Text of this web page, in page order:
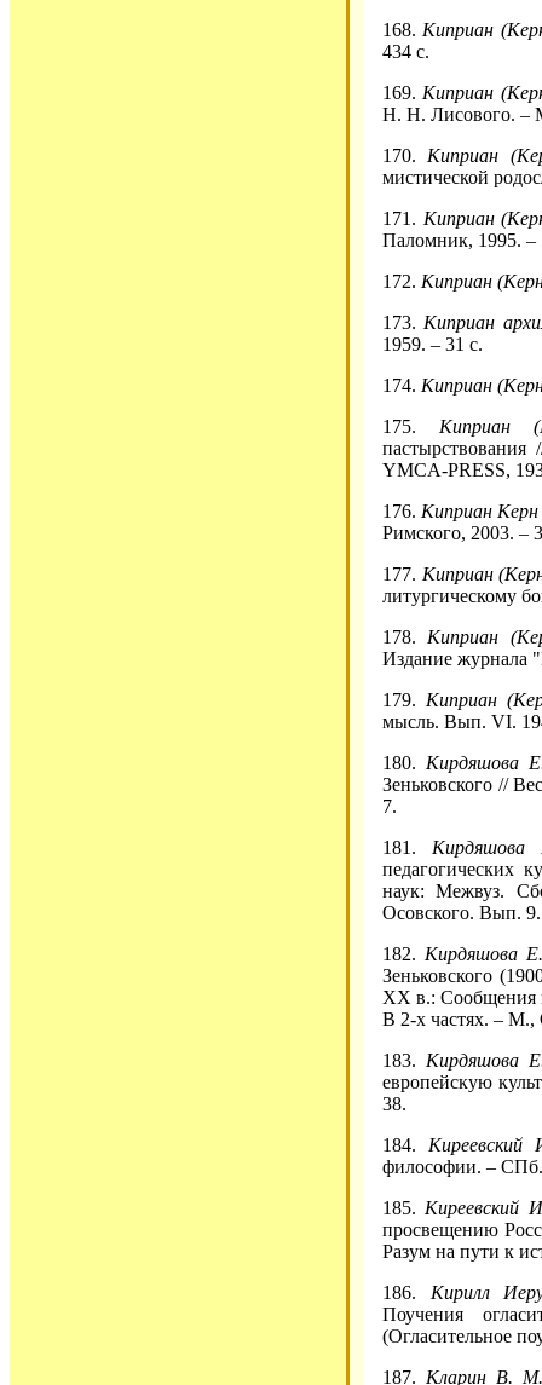
168. Киприан
434 с.
169. Киприан
Н. Н. Лисового. –
170. Киприан
мистической
171. Киприан
Паломник, 1995. –
172. Киприан
173. Киприан
1959. – 31 с.
174. Киприан
175. Киприан
YMCA-PRESS,
176. Киприан
Римского, 2003. –
177. Киприан
литургическому
178. Киприан
Издание журнала
179. Киприан
мысль. Вып. VI.
180. Кирдяшова
Зеньковского //
7.
181.
педагогических
наук: Межвуз.
Осовского. Вып.
182. Кирдяшова
Зеньковского
ХХ в.: Сообщения
В 2-х частях. –
183. Кирдяшова
европейскую
38.
184.
философии. –
185. Киреевский
просвещению
Разум на пути к
186. Кирилл
Поучения
(Огласительное
187. Кларин В.